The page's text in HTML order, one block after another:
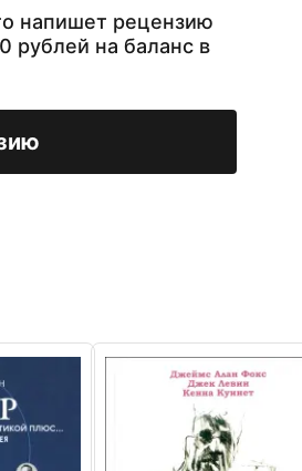
напишет рецензию
рублей на баланс в